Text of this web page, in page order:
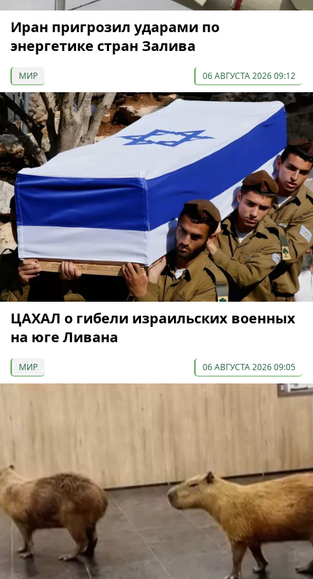
Иран пригрозил ударами по
энергетике стран Залива
МИР 06 АВГУСТА 2026 09:12
ЦАХАЛ о гибели израильских военных
на юге Ливана
МИР 06 АВГУСТА 2026 09:05